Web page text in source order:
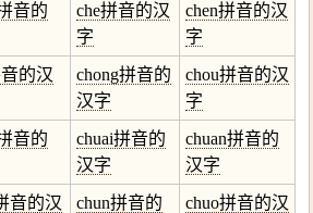
音的
che拼音的汉
字
chen拼音的汉
字
的汉
chong拼音的
汉字
chou拼音的汉
字
音的
chuai拼音的
汉字
chuan拼音的
汉字
音的汉
chun拼音的
chuo拼音的汉